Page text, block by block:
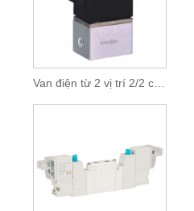
Van điện từ 2 vị trí 2/2 chiều